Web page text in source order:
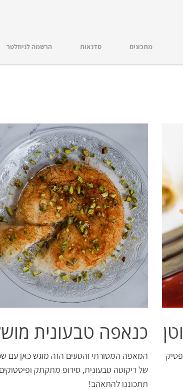
מתכונים סדנאות הרשמה לניוזלטר
כנאפה טבעונית
המאפה המסורתי והטעים הזה מוגש כאן עם
של ריקוטה טבעונית, סירופ מתקתק
תתכוננו להתאהב!